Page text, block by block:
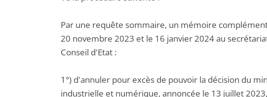
Par une requête sommaire, un mémoire
20 novembre 2023 et le 16 janvier 2024 au
Conseil d'Etat :
1°) d'annuler pour excès de pouvoir la décision du
industrielle et numérique, annoncée le 13 juillet